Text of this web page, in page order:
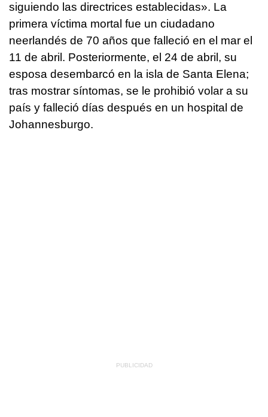
siguiendo las directrices establecidas». La
primera víctima mortal fue un ciudadano
neerlandés de 70 años que falleció en el mar el
11 de abril. Posteriormente, el 24 de abril, su
esposa desembarcó en la isla de Santa Elena;
tras mostrar síntomas, se le prohibió volar a su
país y falleció días después en un hospital de
Johannesburgo.